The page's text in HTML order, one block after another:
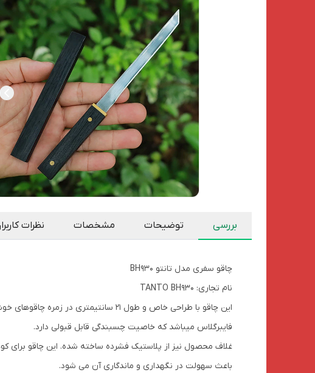
بررسی توضیحات مشخصات نظرات
چاقو سفری مدل تانتو BH930
نام تجاری: TANTO BH930
این چاقو با طراحی خاص و طول 21
فایبرگلاس میباشد که خاصیت چسبندگی قابل قبولی دارد.
غلاف محصول نیز از پلاستیک فشرده ساخته شده. این چاقو برای
باعث سهولت در نگهداری و ماندگاری آن می شود.